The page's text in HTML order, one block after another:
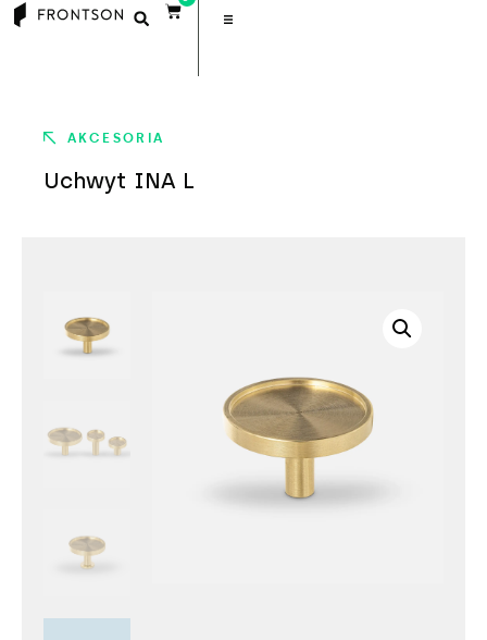
AKCESORIA
Uchwyt INA L